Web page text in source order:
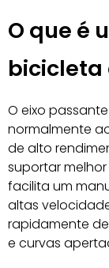
O que é
bicicleta
O eixo
normalmente
de alto
suportar
facilita um
altas
rapidamente
e curvas